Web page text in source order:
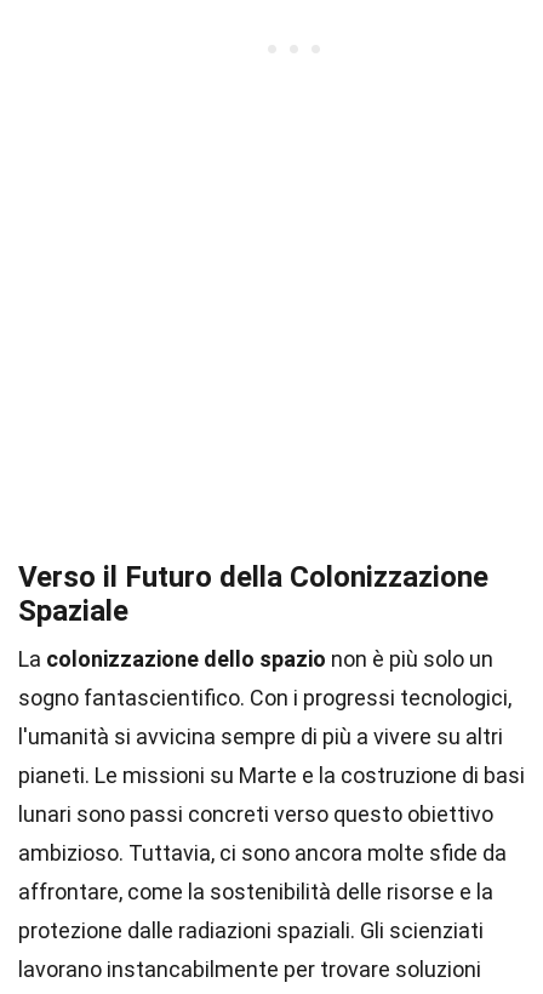
Verso il Futuro della Colonizzazione
Spaziale
La colonizzazione dello spazio non è più solo un
sogno fantascientifico. Con i progressi tecnologici,
l'umanità si avvicina sempre di più a vivere su altri
pianeti. Le missioni su Marte e la costruzione di basi
lunari sono passi concreti verso questo obiettivo
ambizioso. Tuttavia, ci sono ancora molte sfide da
affrontare, come la sostenibilità delle risorse e la
protezione dalle radiazioni spaziali. Gli scienziati
lavorano instancabilmente per trovare soluzioni